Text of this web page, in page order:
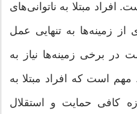
مبتلا به ناتوانی‌های
از زمینه‌ها به تنهایی عمل
در برخی زمینه‌ها نیاز به
است که افراد مبتلا به
کافی حمایت و استقلال